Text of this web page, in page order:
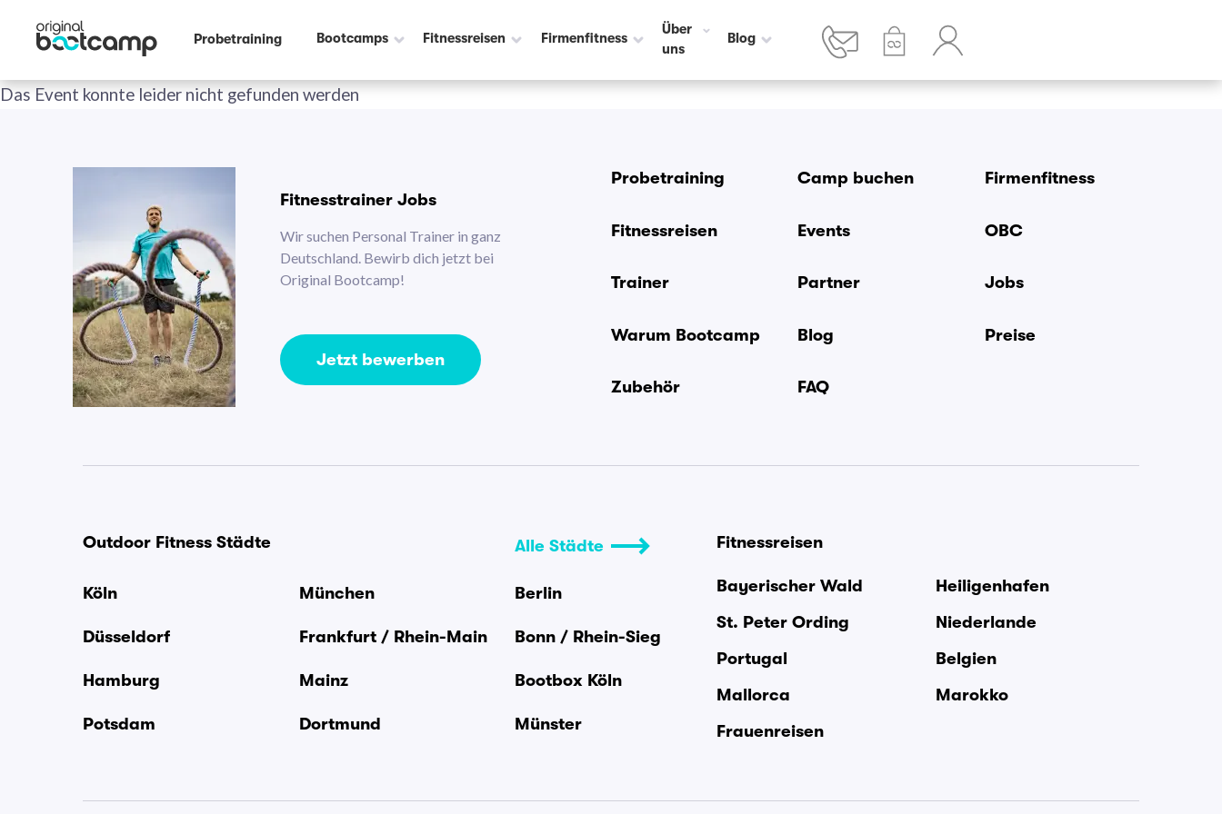
Probetraining Bootcamps Fitnessreisen Firmenfitness
Über
uns
Blog
Das Event konnte leider nicht gefunden werden
Fitnesstrainer Jobs
Wir suchen Personal Trainer in ganz
Deutschland. Bewirb dich jetzt bei
Original Bootcamp!
Jetzt bewerben
Probetraining Camp buchen Firmenfitness
Fitnessreisen Events OBC
Trainer Partner Jobs
Warum Bootcamp Blog Preise
Zubehör FAQ
Outdoor Fitness Städte Alle Städte
Köln München Berlin
Düsseldorf Frankfurt / Rhein-Main Bonn / Rhein-Sieg
Hamburg Mainz Bootbox Köln
Potsdam Dortmund Münster
Fitnessreisen
Bayerischer Wald
Heiligenhafen
St. Peter Ording
Niederlande
Portugal
Belgien
Mallorca
Marokko
Frauenreisen